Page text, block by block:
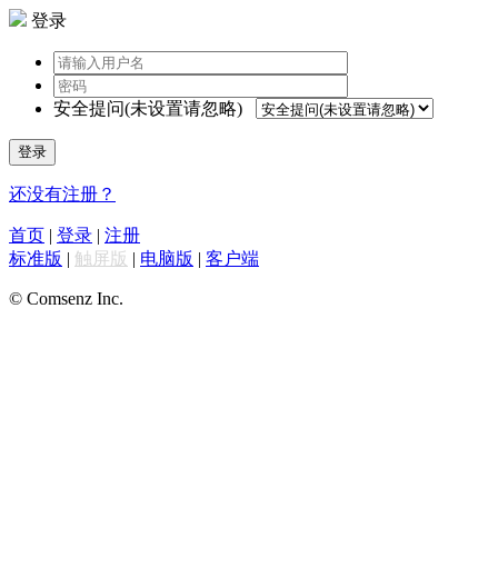
登录
安全提问(未设置请忽略)
登录
还没有注册？
首页 | 登录 | 注册
标准版 | 触屏版 | 电脑版 | 客户端
© Comsenz Inc.